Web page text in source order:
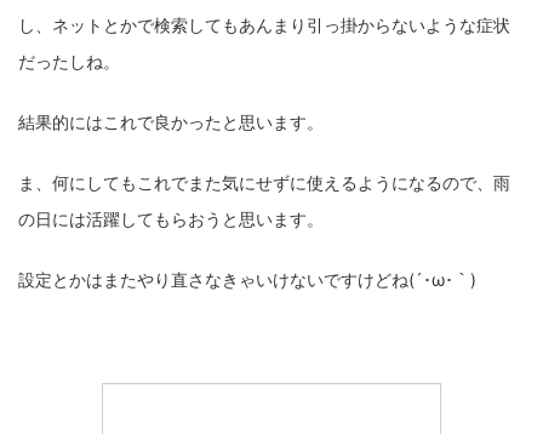
し、ネットとかで検索してもあんまり引っ掛からないような症状
だったしね。
結果的にはこれで良かったと思います。
ま、何にしてもこれでまた気にせずに使えるようになるので、雨
の日には活躍してもらおうと思います。
設定とかはまたやり直さなきゃいけないですけどね(´･ω･｀)